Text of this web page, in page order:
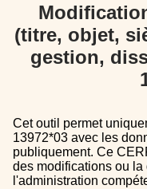
(titre, objet,
gestion,
Cet outil permet uniquement de pré-remplir le CERFA
13972*03 avec les
publiquement. Ce
des modifications ou
l'administration